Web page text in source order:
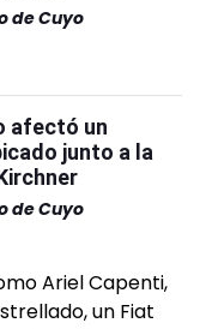
de Cuyo
afectó un
junto a la
de Cuyo
Ariel Capenti,
un Fiat